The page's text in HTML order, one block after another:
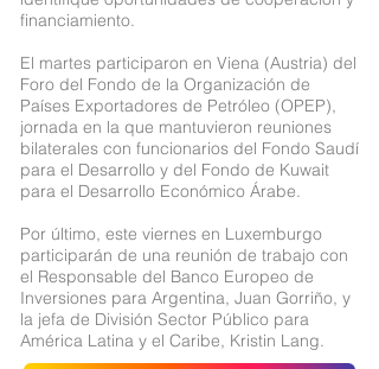
financiamiento.
El martes participaron en Viena (Austria) del
Foro del Fondo de la Organización de
Países Exportadores de Petróleo (OPEP),
jornada en la que mantuvieron reuniones
bilaterales con funcionarios del Fondo Saudí
para el Desarrollo y del Fondo de Kuwait
para el Desarrollo Económico Árabe.
Por último, este viernes en Luxemburgo
participarán de una reunión de trabajo con
el Responsable del Banco Europeo de
Inversiones para Argentina, Juan Gorriño, y
la jefa de División Sector Público para
América Latina y el Caribe, Kristin Lang.